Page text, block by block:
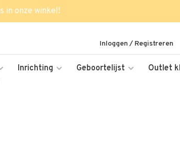
in onze winkel!
Inrichting Geboortelijst
Outlet
Inloggen / Registreren